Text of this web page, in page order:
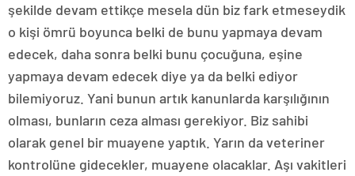
şekilde devam ettikçe mesela dün biz fark etmeseydik
o kişi ömrü boyunca belki de bunu yapmaya devam
edecek, daha sonra belki bunu çocuğuna, eşine
yapmaya devam edecek diye ya da belki ediyor
bilemiyoruz. Yani bunun artık kanunlarda karşılığının
olması, bunların ceza alması gerekiyor. Biz sahibi
olarak genel bir muayene yaptık. Yarın da veteriner
kontrolüne gidecekler, muayene olacaklar. Aşı vakitleri